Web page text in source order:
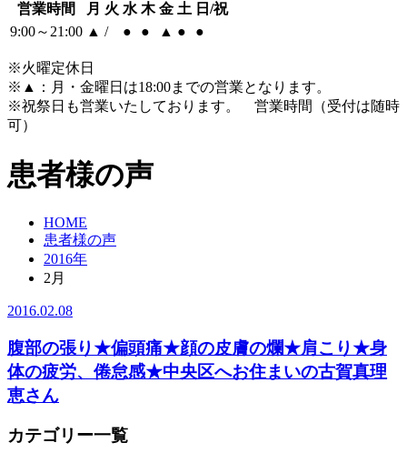
営業時間 月 火 水 木 金 土 日/祝
9:00～21:00 ▲ / ● ● ▲ ● ●
※火曜定休日
※ ▲
：月・金曜日は18:00までの営業となります。
※祝祭日も営業いたしております。 営業時間（受付は随時
可）
患者様の声
HOME
患者様の声
2016年
2月
2016.02.08
腹部の張り★偏頭痛★顔の皮膚の爛★肩こり★身
体の疲労、倦怠感★中央区へお住まいの古賀真理
恵さん
カテゴリー一覧